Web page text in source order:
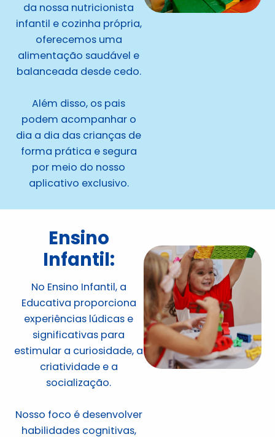
da nossa nutricionista
infantil e cozinha própria,
oferecemos uma
alimentação saudável e
balanceada desde cedo.
Além disso, os pais
podem acompanhar o
dia a dia das crianças de
forma prática e segura
por meio do nosso
aplicativo exclusivo.
Ensino
Infantil:
No Ensino Infantil, a
Educativa proporciona
experiências lúdicas e
significativas para
estimular a curiosidade, a
criatividade e a
socialização.
Nosso foco é desenvolver
habilidades cognitivas,